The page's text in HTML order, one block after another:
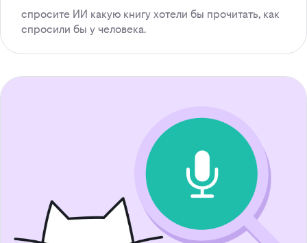
спросите ИИ какую книгу хотели бы прочитать, как
спросили бы у человека.